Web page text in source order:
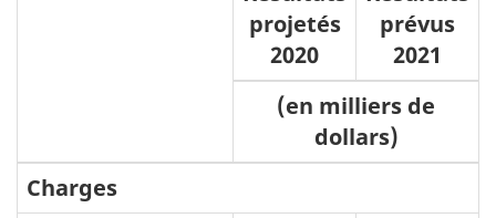
projetés
2020
prévus
2021
(en milliers de
dollars)
Charges